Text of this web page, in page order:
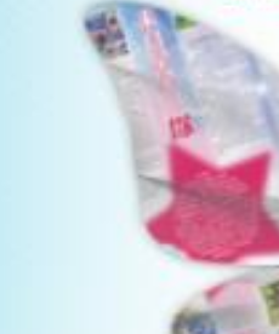
助项目。一行人与患儿及家属